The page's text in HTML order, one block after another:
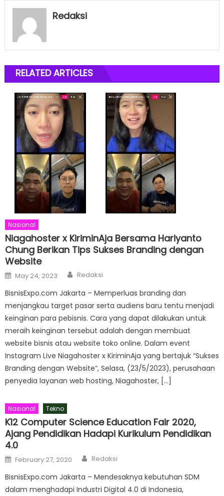
Redaksi
RELATED ARTICLES
Nasional
Niagahoster x KiriminAja Bersama Hariyanto
Chung Berikan Tips Sukses Branding dengan
Website
Posted
on
May 24, 2023 Author
Redaksi
BisnisExpo.com Jakarta – Memperluas branding dan
menjangkau target pasar serta audiens baru tentu menjadi
keinginan para pebisnis. Cara yang dapat dilakukan untuk
meraih keinginan tersebut adalah dengan membuat
website bisnis atau website toko online. Dalam event
Instagram Live Niagahoster x KiriminAja yang bertajuk “Sukses
Branding dengan Website”, Selasa, (23/5/2023), perusahaan
penyedia layanan web hosting, Niagahoster, […]
Nasional Tekno
K12 Computer Science Education Fair 2020,
Ajang Pendidikan Hadapi Kurikulum Pendidikan
4.0
Posted
on
February 27, 2020 Author
Redaksi
BisnisExpo.com Jakarta – Mendesaknya kebutuhan SDM
dalam menghadapi Industri Digital 4.0 di Indonesia,